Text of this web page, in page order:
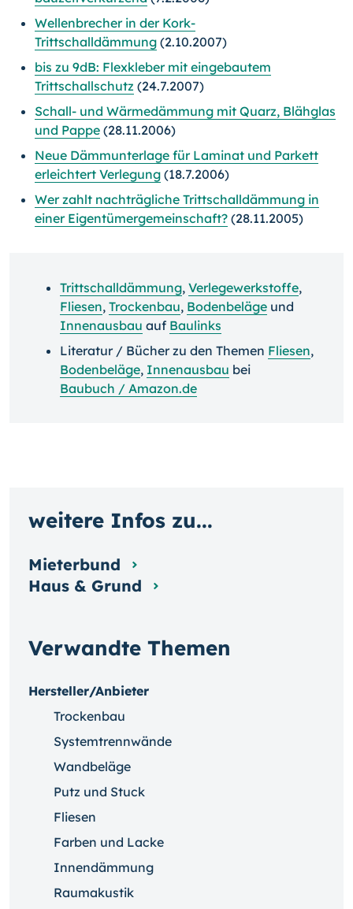
Wellenbrecher in der Kork-
Trittschalldämmung (2.10.2007)
bis zu 9dB: Flexkleber mit eingebautem
Trittschallschutz (24.7.2007)
Schall- und Wärmedämmung mit Quarz, Blähglas
und Pappe (28.11.2006)
Neue Dämmunterlage für Laminat und Parkett
erleichtert Verlegung (18.7.2006)
Wer zahlt nachträgliche Trittschalldämmung in
einer Eigentümergemeinschaft? (28.11.2005)
Trittschalldämmung, Verlegewerkstoffe,
Fliesen, Trockenbau, Bodenbeläge und
Innenausbau auf Baulinks
Literatur / Bücher zu den Themen Fliesen,
Bodenbeläge, Innenausbau bei
Baubuch / Amazon.de
Verwandte Themen
Hersteller/Anbieter
Trockenbau
Systemtrennwände
Wandbeläge
Putz und Stuck
Fliesen
Farben und Lacke
Innendämmung
Raumakustik
weitere Infos zu...
Mieterbund
Haus & Grund